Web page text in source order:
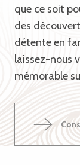
que ce soit
des
détente en
laissez-nous
mémorable